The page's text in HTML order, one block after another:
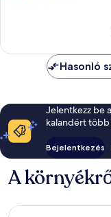
értékelés
Hasonló
Jelentkezz be
kalandért több
Bejelentkezés
A